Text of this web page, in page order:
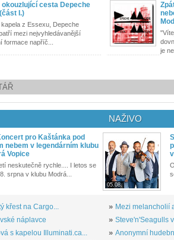
okouzlující cesta Depeche
I.)
kapela z Essexu, Depeche
mezi nejvyhledávanější
formace napříč...
je
pro Kaštánka pod
nebem v legendárním klubu
Vopice
neskutečně rychle.... I letos se
srpna v klubu Modrá...
křest na Cargo...
náplavce
s kapelou Illuminati.ca...
NAŽIVO
05.08.
» Mezi melancholií
» Steve'n'Seagulls
» Anonymní